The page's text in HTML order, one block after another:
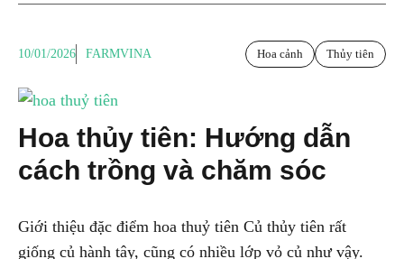
10/01/2026 FARMVINA Hoa cảnh Thủy tiên
Hoa thủy tiên: Hướng dẫn
cách trồng và chăm sóc
Giới thiệu đặc điểm hoa thuỷ tiên Củ thủy tiên rất
giống củ hành tây, cũng có nhiều lớp vỏ củ như vậy.